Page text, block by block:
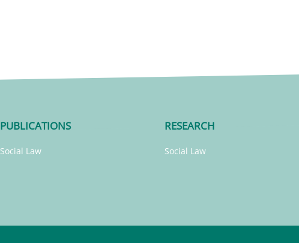
PUBLICATIONS
Social Law
RESEARCH
Social Law